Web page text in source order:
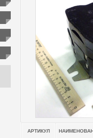
АРТИКУЛ